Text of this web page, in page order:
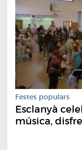
Festes populars
Esclanyà
música,